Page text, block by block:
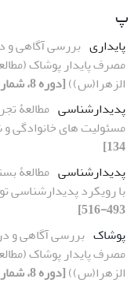
پ
پایداری بررسی آگاهی و
مصرف پایدار پوشاک
الزهرا(س))[دوره 8، شماره 2، 1395، صفحه 281-300]
پدیدارشناسی مطالعۀ
مسئولیت های خانوادگی
134]
پدیدارشناسی مطالعۀ
با رویکرد پدیدارشناسی
493-516]
پوشاک بررسی آگاهی و
مصرف پایدار پوشاک
الزهرا(س))[دوره 8، شماره 2، 1395، صفحه 281-300]